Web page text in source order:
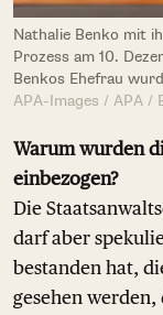
Nathalie Benko mit
Prozess am 10.
Benkos Ehefrau
APA-Images / APA /
Warum wurden
einbezogen?
Die
darf aber
bestanden hat,
gesehen